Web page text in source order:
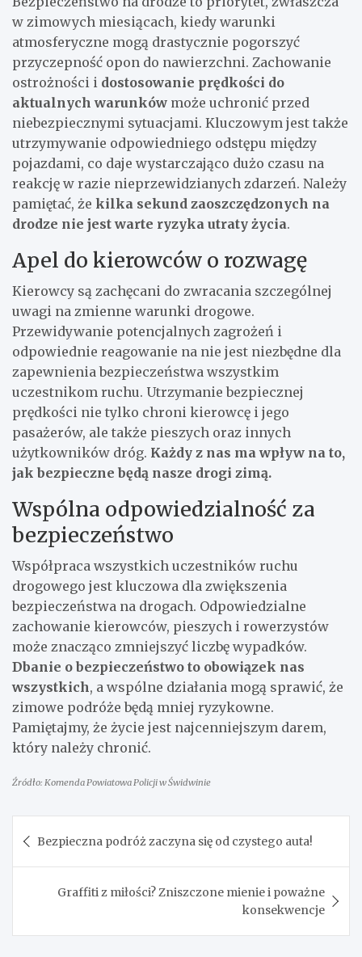
w zimowych miesiącach, kiedy warunki
atmosferyczne mogą drastycznie pogorszyć
przyczepność opon do nawierzchni. Zachowanie
ostrożności i dostosowanie prędkości do
aktualnych warunków może uchronić przed
niebezpiecznymi sytuacjami. Kluczowym jest także
utrzymywanie odpowiedniego odstępu między
pojazdami, co daje wystarczająco dużo czasu na
reakcję w razie nieprzewidzianych zdarzeń. Należy
pamiętać, że kilka sekund zaoszczędzonych na
drodze nie jest warte ryzyka utraty życia.
Apel do kierowców o rozwagę
Kierowcy są zachęcani do zwracania szczególnej
uwagi na zmienne warunki drogowe.
Przewidywanie potencjalnych zagrożeń i
odpowiednie reagowanie na nie jest niezbędne dla
zapewnienia bezpieczeństwa wszystkim
uczestnikom ruchu. Utrzymanie bezpiecznej
prędkości nie tylko chroni kierowcę i jego
pasażerów, ale także pieszych oraz innych
użytkowników dróg. Każdy z nas ma wpływ na to,
jak bezpieczne będą nasze drogi zimą.
Wspólna odpowiedzialność za
bezpieczeństwo
Współpraca wszystkich uczestników ruchu
drogowego jest kluczowa dla zwiększenia
bezpieczeństwa na drogach. Odpowiedzialne
zachowanie kierowców, pieszych i rowerzystów
może znacząco zmniejszyć liczbę wypadków.
Dbanie o bezpieczeństwo to obowiązek nas
wszystkich, a wspólne działania mogą sprawić, że
zimowe podróże będą mniej ryzykowne.
Pamiętajmy, że życie jest najcenniejszym darem,
który należy chronić.
Źródło: Komenda Powiatowa Policji w Świdwinie
wpisu
Bezpieczna podróż zaczyna się od czystego auta!
Graffiti z miłości? Zniszczone mienie i poważne
konsekwencje